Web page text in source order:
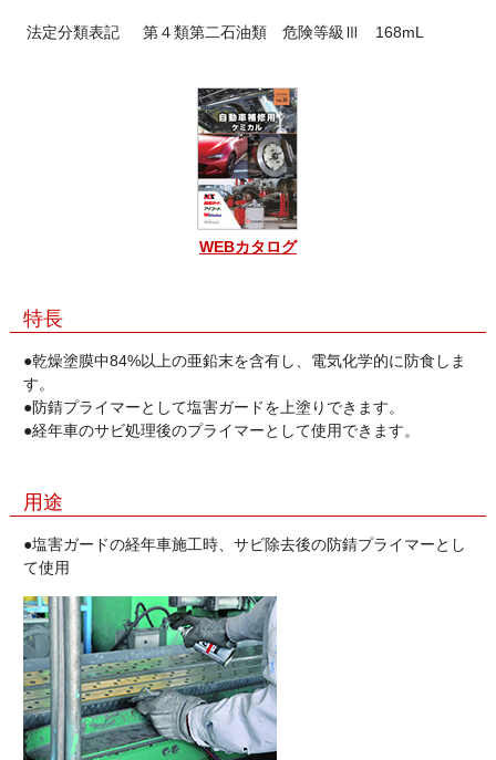
法定分類表記 第４類第二石油類 危険等級Ⅲ 168mL
WEBカタログ
特長
●乾燥塗膜中84%以上の亜鉛末を含有し、電気化学的に防食しま
す。
●防錆プライマーとして塩害ガードを上塗りできます。
●経年車のサビ処理後のプライマーとして使用できます。
用途
●塩害ガードの経年車施工時、サビ除去後の防錆プライマーとし
て使用